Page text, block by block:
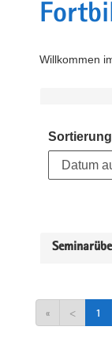
Willkommen
Sortierung
« < 1